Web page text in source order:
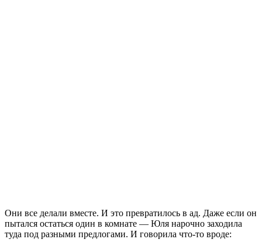
Они все делали вместе. И это превратилось в ад. Даже если он
пытался остаться один в комнате — Юля нарочно заходила
туда под разными предлогами. И говорила что-то вроде: